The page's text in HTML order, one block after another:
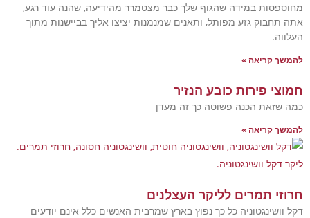
במידה שהגוף שלך כבר מצטמרר מהידיעה, שהנה עוד רגע,
גזע מפותל, ותאנים שמנמנות יציצו אליך בביישנות מתוך
»
כובע הנזיר
הכנה פשוטה כך זה מעדן
»
לליקר העצלנים
כל כך נפוץ בארץ שמרבית האנשים כלל אינם יודעים